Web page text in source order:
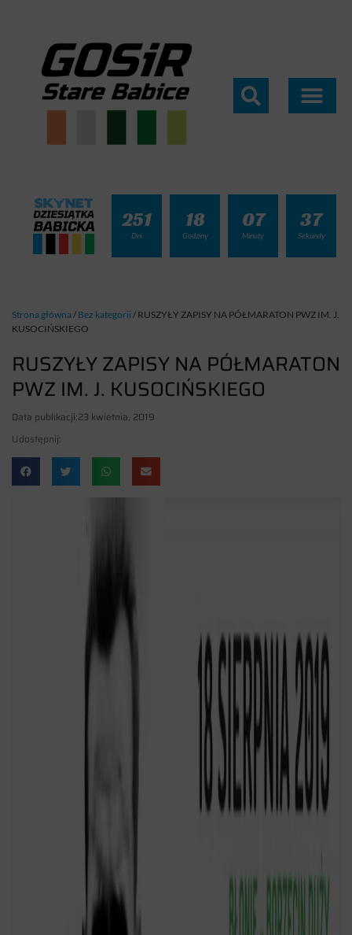
251
Dni
18
Godziny
07
Minuty
37
Sekundy
Strona główna/ Bez kategorii / RUSZYŁY ZAPISY NA PÓŁMARATON PWZ IM. J.
KUSOCIŃSKIEGO
RUSZYŁY ZAPISY NA PÓŁMARATON
PWZ IM. J. KUSOCIŃSKIEGO
Data publikacji:23 kwietnia, 2019
Udostępnij: